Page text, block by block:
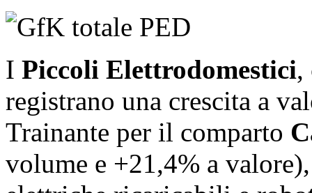
I Piccoli Elettrodomestici,
registrano una crescita a
Trainante per il comparto
volume e +21,4% a